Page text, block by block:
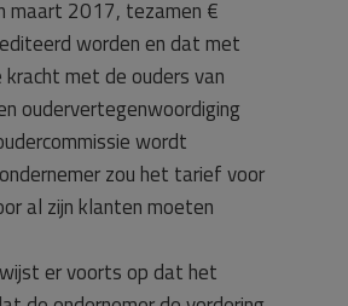
maart 2017, tezamen €
worden en dat met
met de ouders van
oudervertegenwoordiging
wordt
zou het tarief voor
al zijn klanten moeten
er voorts op dat het